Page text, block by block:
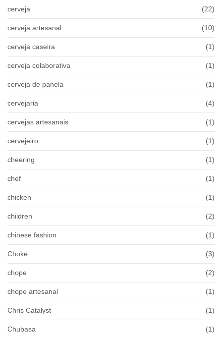
cerveja (22)
cerveja artesanal (10)
cerveja caseira (1)
cerveja colaborativa (1)
cerveja de panela (1)
cervejaria (4)
cervejas artesanais (1)
cervejeiro (1)
cheering (1)
chef (1)
chicken (1)
children (2)
chinese fashion (1)
Choke (3)
chope (2)
chope artesanal (1)
Chris Catalyst (1)
Chubasa (1)